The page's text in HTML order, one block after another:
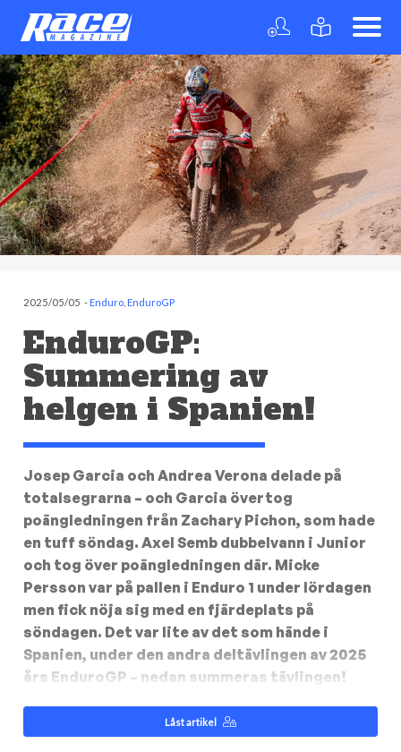
2025/05/05 -Enduro EnduroGP
EnduroGP:
Summering av
helgen i Spanien!
Josep Garcia och Andrea Verona delade på
totalsegrarna – och Garcia övertog
poängledningen från Zachary Pichon, som hade
en tuff söndag. Axel Semb dubbelvann i Junior
och tog över poängledningen där. Micke
Persson var på pallen i Enduro 1 under lördagen
men fick nöja sig med en fjärdeplats på
söndagen. Det var lite av det som hände i
Spanien, under den andra deltävlingen av 2025
års EnduroGP – nedan summeras tävlingen!
Låst artikel